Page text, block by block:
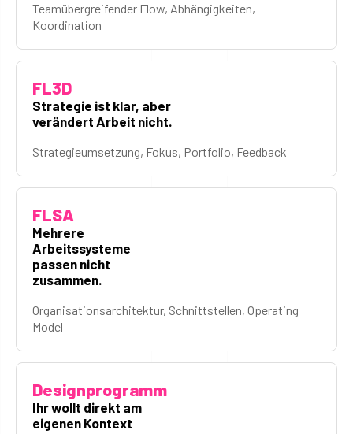
Teamübergreifender Flow, Abhängigkeiten,
Koordination
FL3D
Strategie ist klar, aber
verändert Arbeit nicht.
Strategieumsetzung, Fokus, Portfolio, Feedback
FLSA
Mehrere
Arbeitssysteme
passen nicht
zusammen.
Organisationsarchitektur, Schnittstellen, Operating
Model
Designprogramm
Ihr wollt direkt am
eigenen Kontext